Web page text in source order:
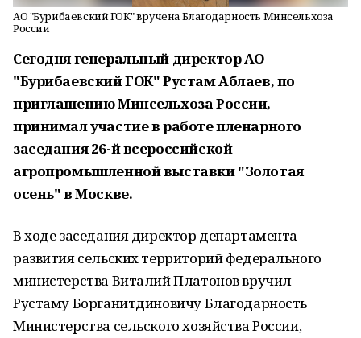
АО "Бурибаевский ГОК" вручена Благодарность Минсельхоза
России
Сегодня генеральный директор АО
"Бурибаевский ГОК" Рустам Аблаев, по
приглашению Минсельхоза России,
принимал участие в работе пленарного
заседания 26-й всероссийской
агропромышленной выставки "Золотая
осень" в Москве.
В ходе заседания директор департамента
развития сельских территорий федерального
министерства Виталий Платонов вручил
Рустаму Борганитдиновичу Благодарность
Министерства сельского хозяйства России,